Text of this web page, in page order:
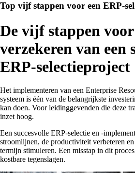
Top vijf stappen voor een ERP-
De vijf stappen
verzekeren van een
ERP-selectieproject
Het implementeren van een Enterprise
systeem is één van de belangrijkste
kan doen. Voor leidinggevenden die deze
inzet hoog.
Een succesvolle ERP-selectie en -
stroomlijnen, de productiviteit verbeteren
termijn stimuleren. Een misstap in dit
kostbare tegenslagen.